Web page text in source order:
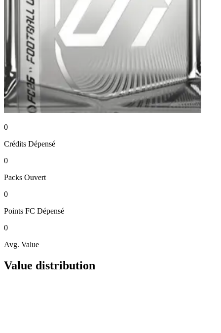
0
Crédits Dépensé
0
Packs Ouvert
0
Points FC Dépensé
0
Avg. Value
Value distribution